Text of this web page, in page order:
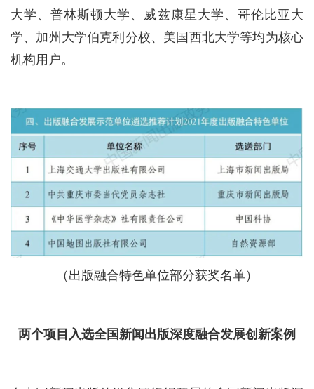
大学、普林斯顿大学、威兹康星大学、哥伦比亚大
学、加州大学伯克利分校、美国西北大学等均为核心
机构用户。
（出版融合特色单位部分获奖名单）
两个项目入选全国新闻出版深度融合发展创新案例